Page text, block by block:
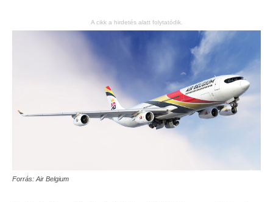
A cikk a hirdetés alatt folytatódik.
Forrás: Air Belgium